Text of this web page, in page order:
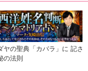
ヤの聖典「カバラ」に 記さ
の法則